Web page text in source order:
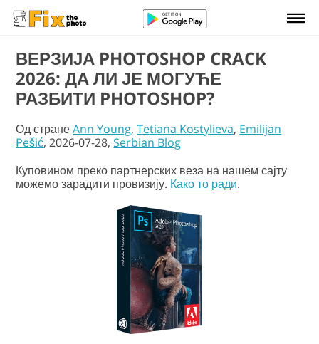
ВЕРЗИЈА PHOTOSHOP CRACK
2026: ДА ЛИ ЈЕ МОГУЋЕ
РАЗБИТИ PHOTOSHOP?
Од странеAnn Young,Tetiana Kostylieva, Emilijan
Pešić, 2026-07-28,Serbian Blog
Куповином преко партнерских веза на нашем сајту
можемо зарадити провизију. Како то ради.